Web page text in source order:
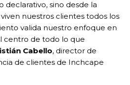
declarativo, sino desde la
nuestros clientes todos los
valida nuestro enfoque en
centro de todo lo que
Cabello, director de
de clientes de Inchcape